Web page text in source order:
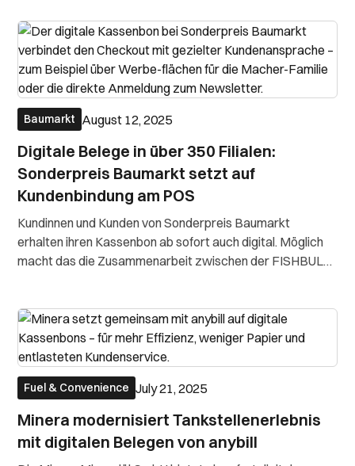
Baumarkt August 12, 2025
Digitale Belege in über 350 Filialen:
Sonderpreis Baumarkt setzt auf
Kundenbindung am POS
Kundinnen und Kunden von Sonderpreis Baumarkt
erhalten ihren Kassenbon ab sofort auch digital. Möglich
macht das die Zusammenarbeit zwischen der FISHBULL
GmbH). Der digitale Beleg wird direkt an der Kasse ang
Fuel & Convenience July 21, 2025
Minera modernisiert Tankstellenerlebnis
mit digitalen Belegen von anybill